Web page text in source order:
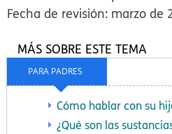
Fecha de revisión: marzo de
PARA PADRES
MÁS SOBRE ESTE TEMA
Cómo hablar con su
¿Qué son las